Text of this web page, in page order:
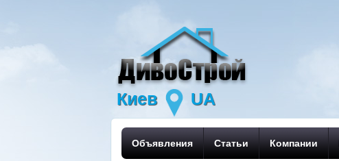
Киев UA
Объявления Статьи Компании